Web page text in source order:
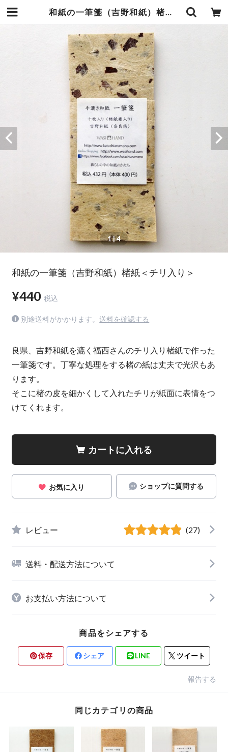
和紙の一筆箋（吉野和紙）楮紙＜チリ入り＞ | 暮らしの中の和紙のかたち
1| 4
和紙の一筆箋（吉野和紙）楮紙＜チリ入り＞
¥440 税込
別途送料がかかります。 送料を確認する
良県、吉野和紙を漉く福西さんのチリ入り楮紙で作った
一筆箋です。丁寧な処理をする楮の紙は丈夫で光沢もあ
ります。
そこに楮の皮を細かくして入れたチリが紙面に表情をつ
けてくれます。
カートに入れる
お気に入り ショップに質問する
レビュー (27)
送料・配送方法について
お支払い方法について
商品をシェアする
保存 シェア LINE ツイート
報告する
同じカテゴリの商品